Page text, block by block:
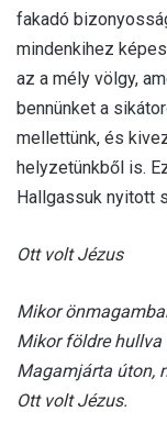
fakadó
mindenkihez
az a mély völgy,
bennünket a
mellettünk, és
helyzetünkből is.
Hallgassuk nyitott
Ott volt Jézus
Mikor
Mikor földre hullva
Magamjárta úton,
Ott volt Jézus.